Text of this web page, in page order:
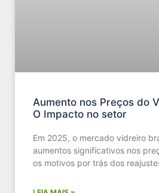
Aumento nos Preços do
O Impacto no setor
Em 2025, o mercado vidreiro
aumentos significativos nos
os motivos por trás dos